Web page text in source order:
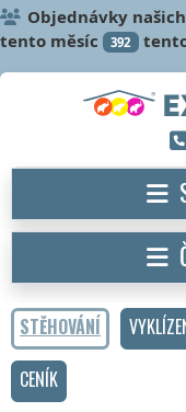
Objednávky
tento měsíc 392
STĚHOVÁNÍ
CENÍK